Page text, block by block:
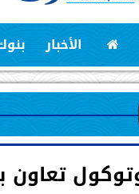
الأخبار
تعاون